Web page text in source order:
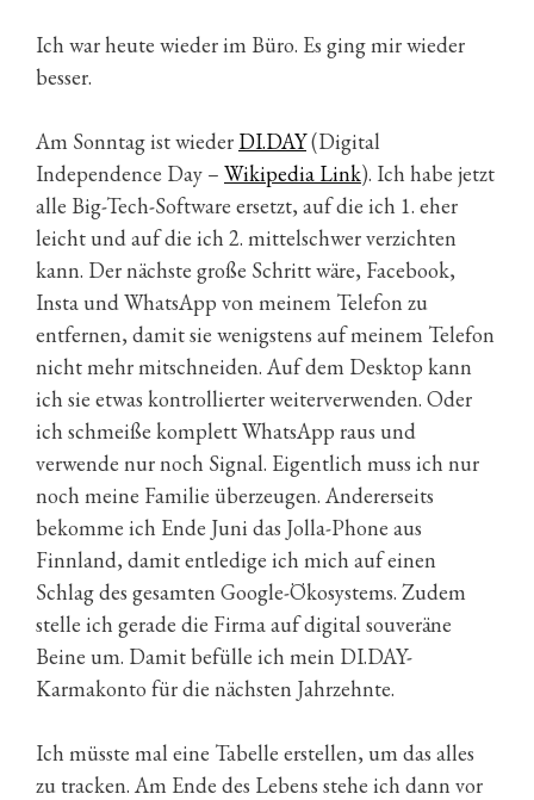
Ich war heute wieder im Büro. Es ging mir wieder
besser.
Am Sonntag ist wieder DI.DAY(Digital
Independence Day – Wikipedia Link). Ich habe jetzt
alle Big-Tech-Software ersetzt, auf die ich 1. eher
leicht und auf die ich 2. mittelschwer verzichten
kann. Der nächste große Schritt wäre, Facebook,
Insta und WhatsApp von meinem Telefon zu
entfernen, damit sie wenigstens auf meinem Telefon
nicht mehr mitschneiden. Auf dem Desktop kann
ich sie etwas kontrollierter weiterverwenden. Oder
ich schmeiße komplett WhatsApp raus und
verwende nur noch Signal. Eigentlich muss ich nur
noch meine Familie überzeugen. Andererseits
bekomme ich Ende Juni das Jolla-Phone aus
Finnland, damit entledige ich mich auf einen
Schlag des gesamten Google-Ökosystems. Zudem
stelle ich gerade die Firma auf digital souveräne
Beine um. Damit befülle ich mein DI.DAY-
Karmakonto für die nächsten Jahrzehnte.
Ich müsste mal eine Tabelle erstellen, um das alles
zu tracken. Am Ende des Lebens stehe ich dann vor